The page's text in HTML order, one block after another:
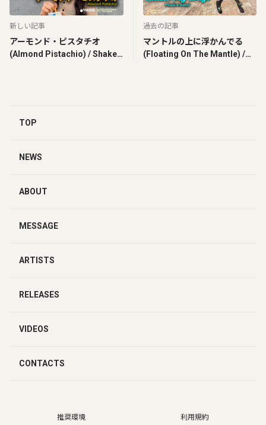
新しい記事
アーモンド・ピスタチオ
(Almond Pistachio) / Shake
過去の記事
マントルの上に浮かんでる
(Floating On The Mantle) /
TOP
NEWS
ABOUT
MESSAGE
ARTISTS
RELEASES
VIDEOS
CONTACTS
推奨環境 利用規約